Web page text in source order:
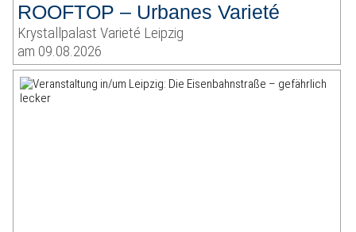
ROOFTOP – Urbanes Varieté
Krystallpalast Varieté Leipzig
am 09.08.2026